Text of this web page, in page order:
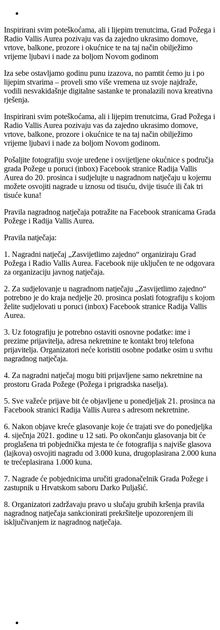
Inspirirani svim poteškoćama, ali i lijepim trenutcima, Grad Požega i
Radio Vallis Aurea pozivaju vas da zajedno ukrasimo domove,
vrtove, balkone, prozore i okućnice te na taj način obilježimo
vrijeme ljubavi i nade za boljom Novom godinom
Iza sebe ostavljamo godinu punu izazova, no pamtit ćemo ju i po
lijepim stvarima – proveli smo više vremena uz svoje najdraže,
vodili nesvakidašnje digitalne sastanke te pronalazili nova kreativna
rješenja.
Inspirirani svim poteškoćama, ali i lijepim trenutcima, Grad Požega i
Radio Vallis Aurea pozivaju vas da zajedno ukrasimo domove,
vrtove, balkone, prozore i okućnice te na taj način obilježimo
vrijeme ljubavi i nade za boljom Novom godinom.
Pošaljite fotografiju svoje uređene i osvijetljene okućnice s područja
grada Požege u poruci (inbox) Facebook stranice Radija Vallis
Aurea do 20. prosinca i sudjelujte u nagradnom natječaju u kojemu
možete osvojiti nagrade u iznosu od tisuću, dvije tisuće ili čak tri
tisuće kuna!
Pravila nagradnog natječaja potražite na Facebook stranicama Grada
Požege i Radija Vallis Aurea.
Pravila natječaja:
1. Nagradni natječaj „Zasvijetlimo zajedno“ organiziraju Grad
Požega i Radio Vallis Aurea. Facebook nije uključen te ne odgovara
za organizaciju javnog natječaja.
2. Za sudjelovanje u nagradnom natječaju „Zasvijetlimo zajedno“
potrebno je do kraja nedjelje 20. prosinca poslati fotografiju s kojom
želite sudjelovati u poruci (inbox) Facebook stranice Radija Vallis
Aurea.
3. Uz fotografiju je potrebno ostaviti osnovne podatke: ime i
prezime prijavitelja, adresa nekretnine te kontakt broj telefona
prijavitelja. Organizatori neće koristiti osobne podatke osim u svrhu
nagradnog natječaja.
4. Za nagradni natječaj mogu biti prijavljene samo nekretnine na
prostoru Grada Požege (Požega i prigradska naselja).
5. Sve važeće prijave bit će objavljene u ponedjeljak 21. prosinca na
Facebook stranici Radija Vallis Aurea s adresom nekretnine.
6. Nakon objave kreće glasovanje koje će trajati sve do ponedjeljka
4. siječnja 2021. godine u 12 sati. Po okončanju glasovanja bit će
proglašena tri pobjednička mjesta te će fotografija s najviše glasova
(lajkova) osvojiti nagradu od 3.000 kuna, drugoplasirana 2.000 kuna
te trećeplasirana 1.000 kuna.
7. Nagrade će pobjednicima uručiti gradonačelnik Grada Požege i
zastupnik u Hrvatskom saboru Darko Puljašić.
8. Organizatori zadržavaju pravo u slučaju grubih kršenja pravila
nagradnog natječaja sankcionirati prekršitelje upozorenjem ili
isključivanjem iz nagradnog natječaja.